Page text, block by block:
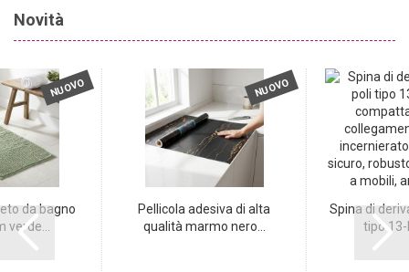
Novità
NUOVO
da bagno
verde...
NUOVO
Pellicola adesiva di alta
qualità marmo nero...
Spina di
tipo 13-